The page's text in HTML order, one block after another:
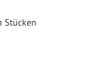
Stücken